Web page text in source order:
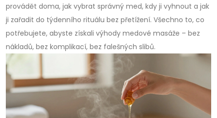
provádět doma, jak vybrat správný med, kdy ji vyhnout a jak
ji zařadit do týdenního rituálu bez přetížení. Všechno to, co
potřebujete, abyste získali výhody medové masáže – bez
nákladů, bez komplikací, bez falešných slibů.